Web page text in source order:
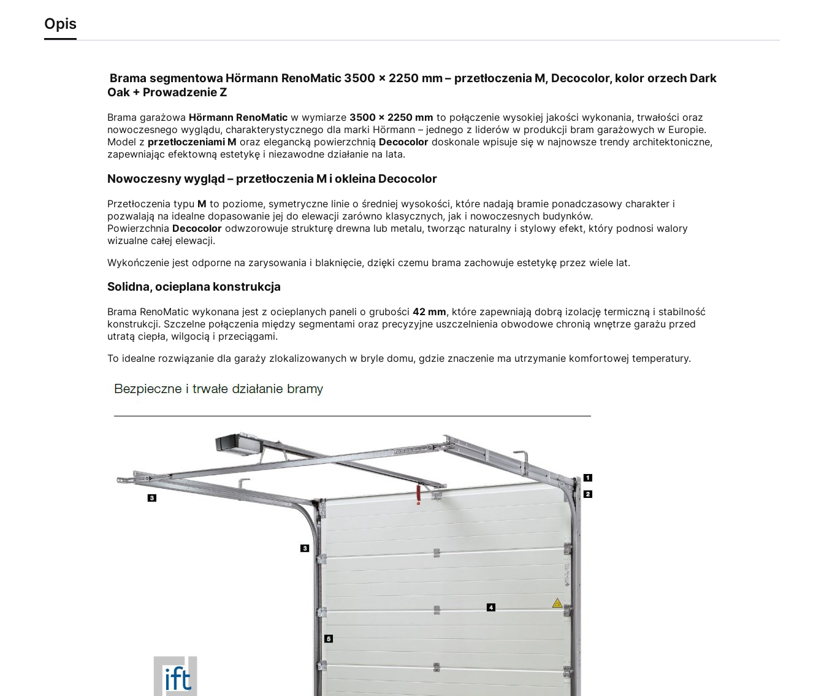
Opis
Brama segmentowa Hörmann RenoMatic 3500 × 2250 mm – przetłoczenia M, Decocolor, kolor orzech Dark
Oak + Prowadzenie Z
Brama garażowa Hörmann RenoMaticw wymiarze 3500 × 2250 mm to połączenie wysokiej jakości wykonania, trwałości oraz
nowoczesnego wyglądu, charakterystycznego dla marki Hörmann – jednego z liderów w produkcji bram garażowych w Europie.
Model z przetłoczeniami M oraz elegancką powierzchnią Decocolordoskonale wpisuje się w najnowsze trendy architektoniczne,
zapewniając efektowną estetykę i niezawodne działanie na lata.
Nowoczesny wygląd – przetłoczenia M i okleina Decocolor
Przetłoczenia typu M to poziome, symetryczne linie o średniej wysokości, które nadają bramie ponadczasowy charakter i
pozwalają na idealne dopasowanie jej do elewacji zarówno klasycznych, jak i nowoczesnych budynków.
Powierzchnia Decocolorodwzorowuje strukturę drewna lub metalu, tworząc naturalny i stylowy efekt, który podnosi walory
wizualne całej elewacji.
Wykończenie jest odporne na zarysowania i blaknięcie, dzięki czemu brama zachowuje estetykę przez wiele lat.
Solidna, ocieplana konstrukcja
Brama RenoMatic wykonana jest z ocieplanych paneli o grubości 42 mm, które zapewniają dobrą izolację termiczną i stabilność
konstrukcji. Szczelne połączenia między segmentami oraz precyzyjne uszczelnienia obwodowe chronią wnętrze garażu przed
utratą ciepła, wilgocią i przeciągami.
To idealne rozwiązanie dla garaży zlokalizowanych w bryle domu, gdzie znaczenie ma utrzymanie komfortowej temperatury.